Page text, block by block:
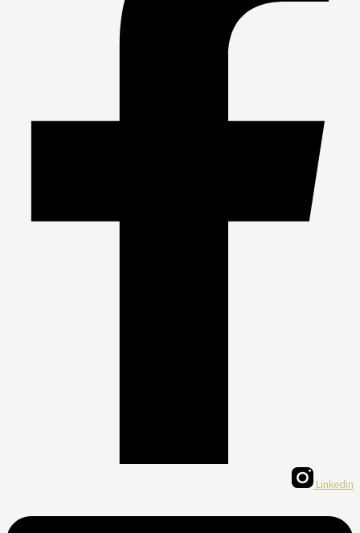
Linkedin